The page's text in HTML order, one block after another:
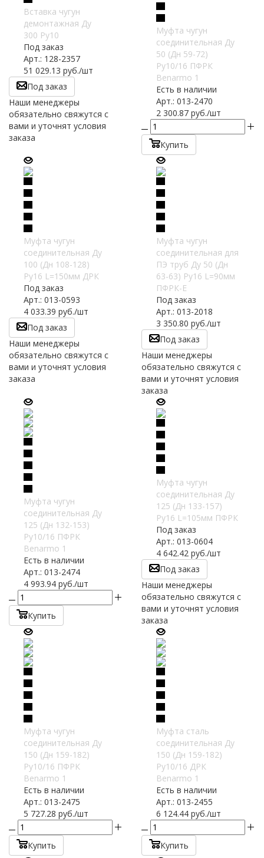
Вставка чугун
демонтажная Ду
300 Ру10
Под заказ
Арт.: 128-2357
51 029.13 руб./шт
Под заказ
Наши менеджеры
обязательно свяжутся с
вами и уточнят условия
заказа
Муфта чугун
соединительная Ду
50 (Дн 59-72)
Ру10/16 ПФРК
Benarmo 1
Есть в наличии
Арт.: 013-2470
2 300.87руб./шт
Купить
Муфта чугун
соединительная Ду
100 (Дн 108-128)
Ру16 L=150мм ДРК
Под заказ
Арт.: 013-0593
4 033.39 руб./шт
Под заказ
Наши менеджеры
обязательно свяжутся с
вами и уточнят условия
заказа
Муфта чугун
соединительная для
ПЭ труб Ду 50 (Дн
63-63) Ру16 L=90мм
ПФРК-Е
Под заказ
Арт.: 013-2018
3 350.80 руб./шт
Под заказ
Наши менеджеры
обязательно свяжутся с
вами и уточнят условия
заказа
Муфта чугун
соединительная Ду
125 (Дн 132-153)
Ру10/16 ПФРК
Benarmo 1
Есть в наличии
Арт.: 013-2474
4 993.94 руб./шт
Купить
Муфта чугун
соединительная Ду
125 (Дн 133-157)
Ру16 L=105мм ПФРК
Под заказ
Арт.: 013-0604
4 642.42руб./шт
Под заказ
Наши менеджеры
обязательно свяжутся с
вами и уточнят условия
заказа
Муфта чугун
соединительная Ду
150 (Дн 159-182)
Ру10/16 ПФРК
Benarmo 1
Есть в наличии
Арт.: 013-2475
5 727.28 руб./шт
Купить
Муфта сталь
соединительная Ду
150 (Дн 159-182)
Ру10/16 ДРК
Benarmo 1
Есть в наличии
Арт.: 013-2455
6 124.44руб./шт
Купить